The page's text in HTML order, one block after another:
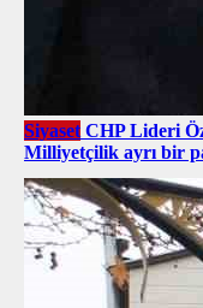
Siyaset CHP Lideri
Milliyetçilik ayrı bir